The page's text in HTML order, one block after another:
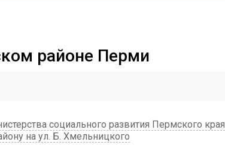
районе Перми
социального развития Пермского края
на ул. Б. Хмельницкого